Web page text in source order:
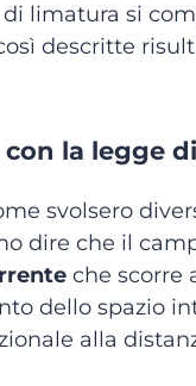
limatura si
descritte
la legge
svolsero
dire che il
che scorre
dello spazio
alla